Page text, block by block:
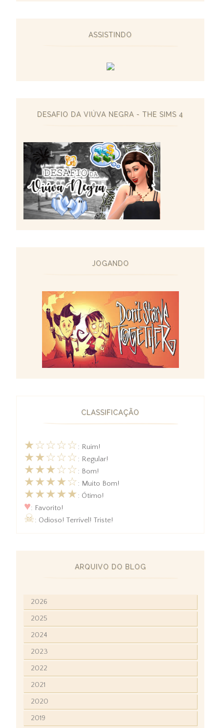
ASSISTINDO
DESAFIO DA VIÚVA NEGRA - THE SIMS 4
JOGANDO
CLASSIFICAÇÃO
★☆☆☆☆: Ruim!
★★☆☆☆: Regular!
★★★☆☆: Bom!
★★★★☆: Muito Bom!
★★★★★: Ótimo!
♥: Favorito!
☠: Odioso! Terrível! Triste!
ARQUIVO DO BLOG
2026
2025
2024
2023
2022
2021
2020
2019